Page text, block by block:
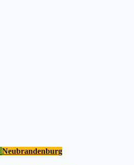
Neubrandenburg